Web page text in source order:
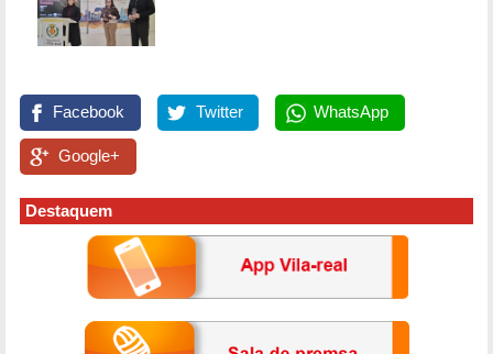
Facebook Twitter WhatsApp
Google+
Destaquem